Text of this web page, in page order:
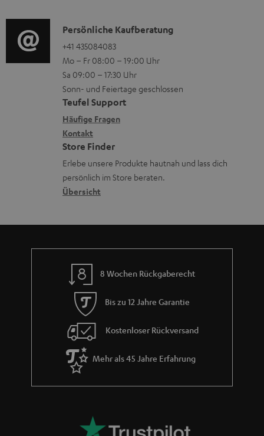
t
i
o
n
e
n
z
u
r
G
r
a
i
o
-
L
e
x
i
k
o
n
K
o
n
t
a
k
t
d
a
t
n
Persönliche Kaufberatung
+41 435084083
Mo – Fr 08:00 – 19:00 Uhr
Sa 09:00 – 17:30 Uhr
Sonn- und Feiertage geschlossen
Teufel Support
Häufige Fragen
Kontakt
Store Finder
Erlebe unsere Produkte hautnah und lass dich
persönlich im Store beraten.
Übersicht
8 Wochen Rückgaberecht
Bis zu 12 Jahre Garantie
Kostenloser Rückversand
Mehr als 45 Jahre Erfahrung